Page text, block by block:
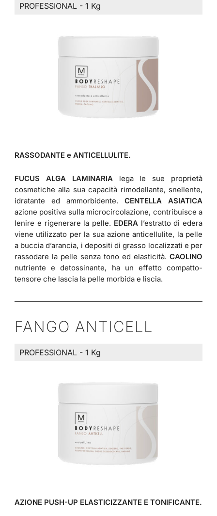
PROFESSIONAL - 1 Kg
RASSODANTE e ANTICELLULITE.
FUCUS ALGA LAMINARIAlega le sue proprietà
cosmetiche alla sua capacità rimodellante, snellente,
idratante ed ammorbidente. CENTELLA ASIATICA
azione positiva sulla microcircolazione, contribuisce a
lenire e rigenerare la pelle. EDERAl’estratto di edera
viene utilizzato per la sua azione anticellulite, la pelle
a buccia d’arancia, i depositi di grasso localizzati e per
rassodare la pelle senza tono ed elasticità. CAOLINO
nutriente e detossinante, ha un effetto compatto-
tensore che lascia la pelle morbida e liscia.
FANGO ANTICELL
PROFESSIONAL - 1 Kg
AZIONE PUSH-UP ELASTICIZZANTE E TONIFICANTE.